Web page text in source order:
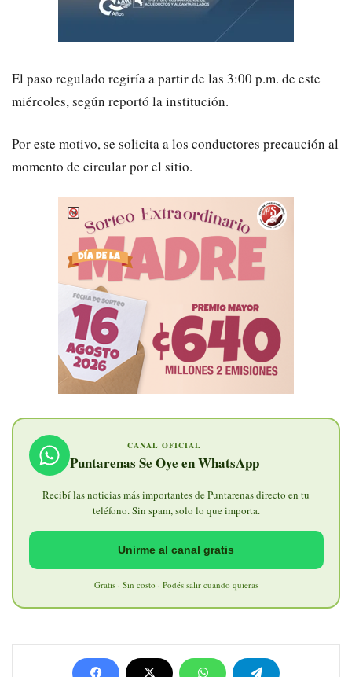
El paso regulado regiría a partir de las 3:00 p.m. de este
miércoles, según reportó la institución.
Por este motivo, se solicita a los conductores precaución al
momento de circular por el sitio.
CANAL OFICIAL
Puntarenas Se Oye en WhatsApp
Recibí las noticias más importantes de Puntarenas directo en tu
teléfono. Sin spam, solo lo que importa.
Unirme al canal gratis
Gratis · Sin costo · Podés salir cuando quieras